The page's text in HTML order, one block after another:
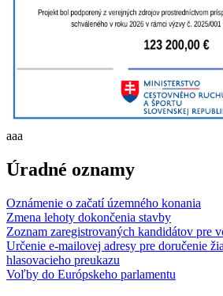
aaa
Úradné oznamy
Oznámenie o začatí územného konania
Zmena lehoty dokončenia stavby
Zoznam zaregistrovaných kandidátov pre
Určenie e-mailovej adresy pre doručenie
hlasovacieho preukazu
Voľby do Európskeho parlamentu